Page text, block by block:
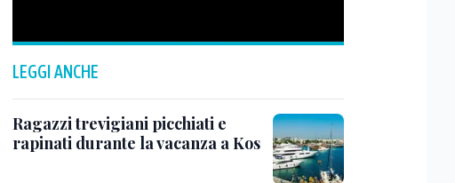
LEGGI ANCHE
Ragazzi trevigiani picchiati e
rapinati durante la vacanza a Kos